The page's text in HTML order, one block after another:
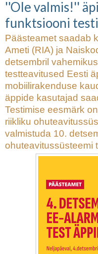
tunnustusi
testil toimisid
äpi ohuteavituse
detsembril
''Ole valmis!''
funktsiooni
Päästeamet saadab
Ameti (RIA) ja
detsembril
testteavitused Eesti
mobiilirakenduse
äppide kasutajad
Testimise eesmärk
riikliku
valmistuda 10.
ohuteavitussüsteemi